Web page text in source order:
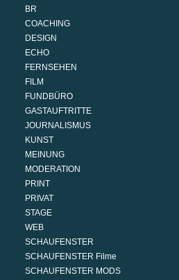
BR
COACHING
DESIGN
ECHO
FERNSEHEN
FILM
FUNDBÜRO
GASTAUFTRITTE
JOURNALISMUS
KUNST
MEINUNG
MODERATION
PRINT
PRIVAT
STAGE
WEB
SCHAUFENSTER
SCHAUFENSTER Filme
SCHAUFENSTER MODS